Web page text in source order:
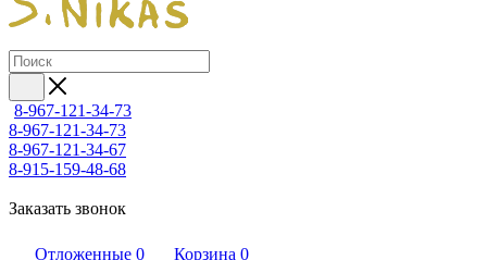
8-967-121-34-73
8-967-121-34-73
8-967-121-34-67
8-915-159-48-68
Заказать звонок
Отложенные 0 Корзина 0